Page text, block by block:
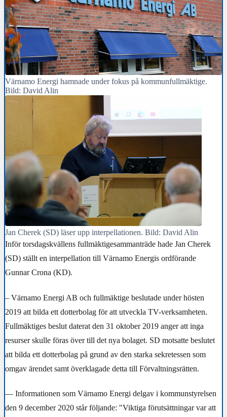
Värnamo Energi hamnade under fokus på kommunfullmäktige.
Bild: David Alin
Jan Cherek (SD) läser upp interpellationen. Bild: David Alin
Inför torsdagskvällens fullmäktigesammanträde hade Jan Cherek
(SD) ställt en interpellation till Värnamo Energis ordförande
Gunnar Crona (KD).
– Värnamo Energi AB och fullmäktige beslutade under hösten
2019 att bilda ett dotterbolag för att utveckla TV-verksamheten.
Fullmäktiges beslut daterat den 31 oktober 2019 anger att inga
resurser skulle föras över till det nya bolaget. SD motsatte beslutet
att bilda ett dotterbolag på grund av den starka sekretessen som
omgav ärendet samt överklagade detta till Förvaltningsrätten.
— Informationen som Värnamo Energi delgav i kommunstyrelsen
den 9 december 2020 står följande: "Viktiga förutsättningar var att